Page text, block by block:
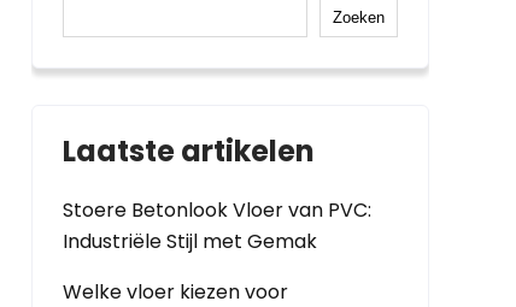
Zoeken
Laatste artikelen
Stoere Betonlook Vloer van PVC:
Industriële Stijl met Gemak
Welke vloer kiezen voor